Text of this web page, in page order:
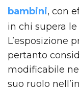
bambini, con
in chi supera
L’esposizione
pertanto
modificabile
suo ruolo